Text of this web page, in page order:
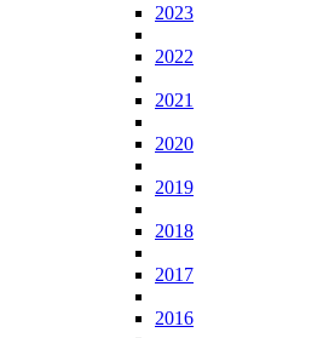
2023
2022
2021
2020
2019
2018
2017
2016